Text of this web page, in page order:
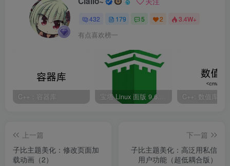
432 179 5 2 3.4W+
有点喜欢榜一
C++：容器库 宝塔 Linux 面版 9.6.0 企业版/开心版详细教程 C++: 数值库
上一篇
子比主题美化：修改页面加
载动画（2）
下一篇
子比主题美化：高泛用私信
用户功能（超低耦合版）